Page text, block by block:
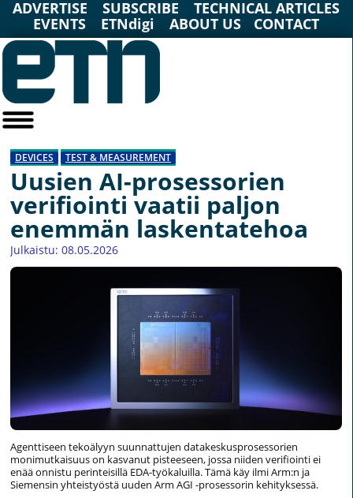
ADVERTISE SUBSCRIBE
TECHNICAL ARTICLES
EVENTS
ETNdigi ABOUT US CONTACT
DEVICES TEST & MEASUREMENT
Uusien AI-prosessorien
verifiointi vaatii paljon
enemmän laskentatehoa
Julkaistu: 08.05.2026
Agenttiseen tekoälyyn suunnattujen datakeskusprosessorien
monimutkaisuus on kasvanut pisteeseen, jossa niiden verifiointi ei
enää onnistu perinteisillä EDA-työkaluilla. Tämä käy ilmi Arm:n ja
Siemensin yhteistyöstä uuden Arm AGI -prosessorin kehityksessä.